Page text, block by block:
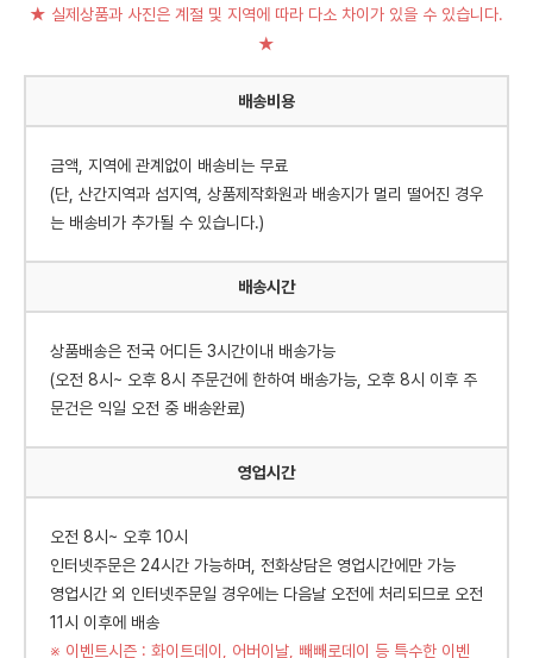
★ 실제상품과 사진은 계절 및 지역에 따라 다소 차이가 있을 수 있습니다.
★
배송비용
금액, 지역에 관계없이 배송비는 무료
(단, 산간지역과 섬지역, 상품제작화원과 배송지가 멀리 떨어진 경우
는 배송비가 추가될 수 있습니다.)
배송시간
상품배송은 전국 어디든 3시간이내 배송가능
(오전 8시~ 오후 8시 주문건에 한하여 배송가능, 오후 8시 이후 주
문건은 익일 오전 중 배송완료)
영업시간
오전 8시~ 오후 10시
인터넷주문은 24시간 가능하며, 전화상담은 영업시간에만 가능
영업시간 외 인터넷주문일 경우에는 다음날 오전에 처리되므로 오전
11시 이후에 배송
※ 이벤트시즌 : 화이트데이, 어버이날, 빼빼로데이 등 특수한 이벤